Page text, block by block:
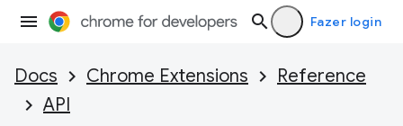
Fazer login
Docs Chrome Extensions
Reference
API